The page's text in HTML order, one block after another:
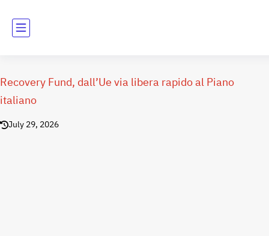
Recovery Fund, dall’Ue via libera rapido al Piano
italiano
July 29, 2026